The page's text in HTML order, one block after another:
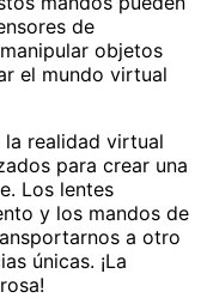
de
objetos
el mundo virtual
la realidad virtual
para crear una
Los lentes
y los mandos de
a otro
únicas. ¡La